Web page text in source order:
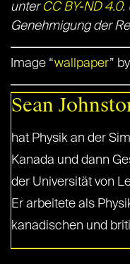
unter CC BY-ND 4.0.
Genehmigung der
Image “wallpaper”
Sean
hat Physik an der
Kanada und dann
der Universität von
Er arbeitete als
kanadischen und